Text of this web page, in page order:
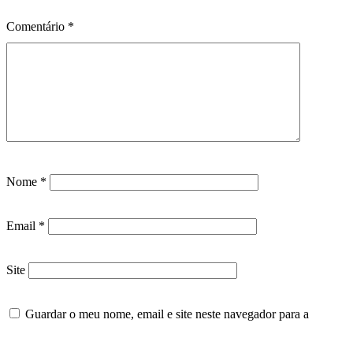
Comentário *
Nome *
Email *
Site
Guardar o meu nome, email e site neste navegador para a